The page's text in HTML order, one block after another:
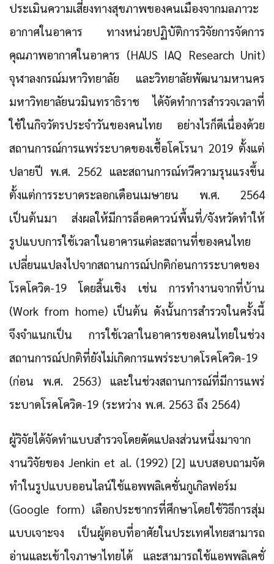
ประเมินความเสี่ยงทางสุขภาพของคนเมืองจากมลภาวะ
อากาศในอาคาร ทางหน่วยปฏิบัติการวิจัยการจัดการ
คุณภาพอากาศในอาคาร (HAUS IAQ Research Unit)
จุฬาลงกรณ์มหาวิทยาลัย และวิทยาลัยพัฒนามหานคร
มหาวิทยาลัยนวมินทราธิราช ได้จัดทำการสำรวจเวลาที่
ใช้ในกิจวัตรประจำวันของคนไทย อย่างไรก็ดีเนื่องด้วย
สถานการณ์การแพร่ระบาดของเชื้อโคโรนา 2019 ตั้งแต่
ปลายปี พ.ศ. 2562 และสถานการณ์ทวีความรุนแรงขึ้น
ตั้งแต่การระบาดระลอกเดือนเมษายน พ.ศ. 2564
เป็นต้นมา ส่งผลให้มีการล็อคดาวน์พื้นที่/จังหวัดทำให้
รูปแบบการใช้เวลาในอาคารแต่ละสถานที่ของคนไทย
เปลี่ยนแปลงไปจากสถานการณ์ปกติก่อนการระบาดของ
โรคโควิด-19 โดยสิ้นเชิง เช่น การทำงานจากที่บ้าน
(Work from home) เป็นต้น ดังนั้นการสำรวจในครั้งนี้
จึงจำแนกเป็น การใช้เวลาในอาคารของคนไทยในช่วง
สถานการณ์ปกติที่ยังไม่เกิดการแพร่ระบาดโรคโควิด-19
(ก่อน พ.ศ. 2563) และในช่วงสถานการณ์ที่มีการแพร่
ระบาดโรคโควิด-19 (ระหว่าง พ.ศ. 2563 ถึง 2564)
ผู้วิจัยได้จัดทำแบบสำรวจโดยดัดแปลงส่วนหนึ่งมาจาก
งานวิจัยของ Jenkin et al. (1992) [2] แบบสอบถามจัด
ทำในรูปแบบออนไลน์ใช้แอพพลิเคชั่นกูเกิลฟอร์ม
(Google form) เลือกประชากรที่ศึกษาโดยใช้วิธีการสุ่ม
แบบเจาะจง เป็นผู้ตอบที่อาศัยในประเทศไทยสามารถ
อ่านและเข้าใจภาษาไทยได้ และสามารถใช้แอพพลิเคชั่